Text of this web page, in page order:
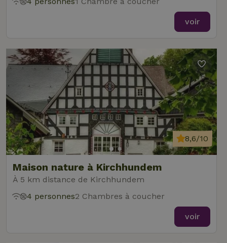
voir
Maison nature à Kirchhundem
À 5 km distance de Kirchhundem
8,6/10
4 personnes2 Chambres à coucher
voir